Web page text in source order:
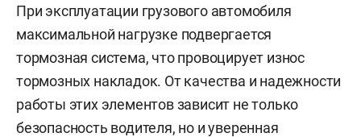
При эксплуатации грузового автомобиля
максимальной нагрузке подвергается
тормозная система, что провоцирует износ
тормозных накладок. От качества и надежности
работы этих элементов зависит не только
безопасность водителя, но и уверенная